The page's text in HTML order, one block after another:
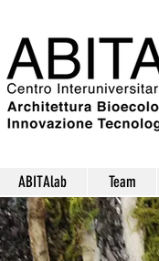
ABITAlab Team